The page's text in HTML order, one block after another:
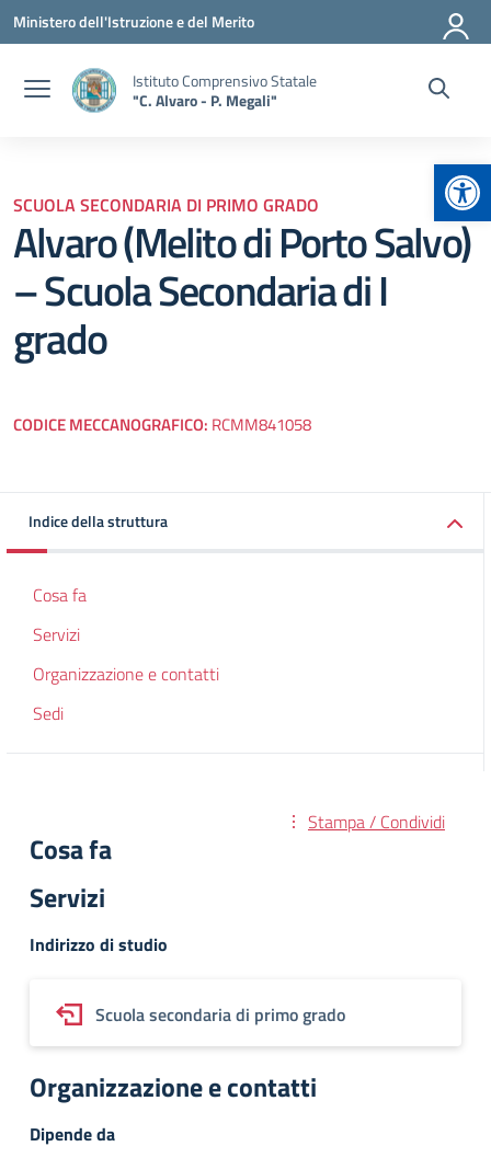
Vai ai contenuti
Vai al menu di navigazione
Vai al footer
Ministero dell'Istruzione e del Merito
Istituto Comprensivo Statale
"C. Alvaro - P. Megali"
SCUOLA SECONDARIA DI PRIMO GRADO
Alvaro (Melito di Porto Salvo)
– Scuola Secondaria di I
grado
CODICE MECCANOGRAFICO: RCMM841058
Indice della struttura
Cosa fa
Servizi
Organizzazione e contatti
Sedi
Stampa / Condividi
Cosa fa
Servizi
Indirizzo di studio
Scuola secondaria di primo grado
Organizzazione e contatti
Dipende da